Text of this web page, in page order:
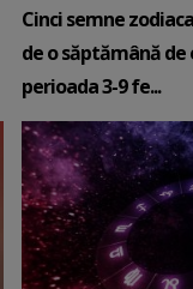
Cinci semne
de o săptămână de
perioada 3-9 fe...